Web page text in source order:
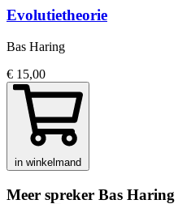
Evolutietheorie
Bas Haring
€ 15,00
in winkelmand
Meer spreker Bas Haring